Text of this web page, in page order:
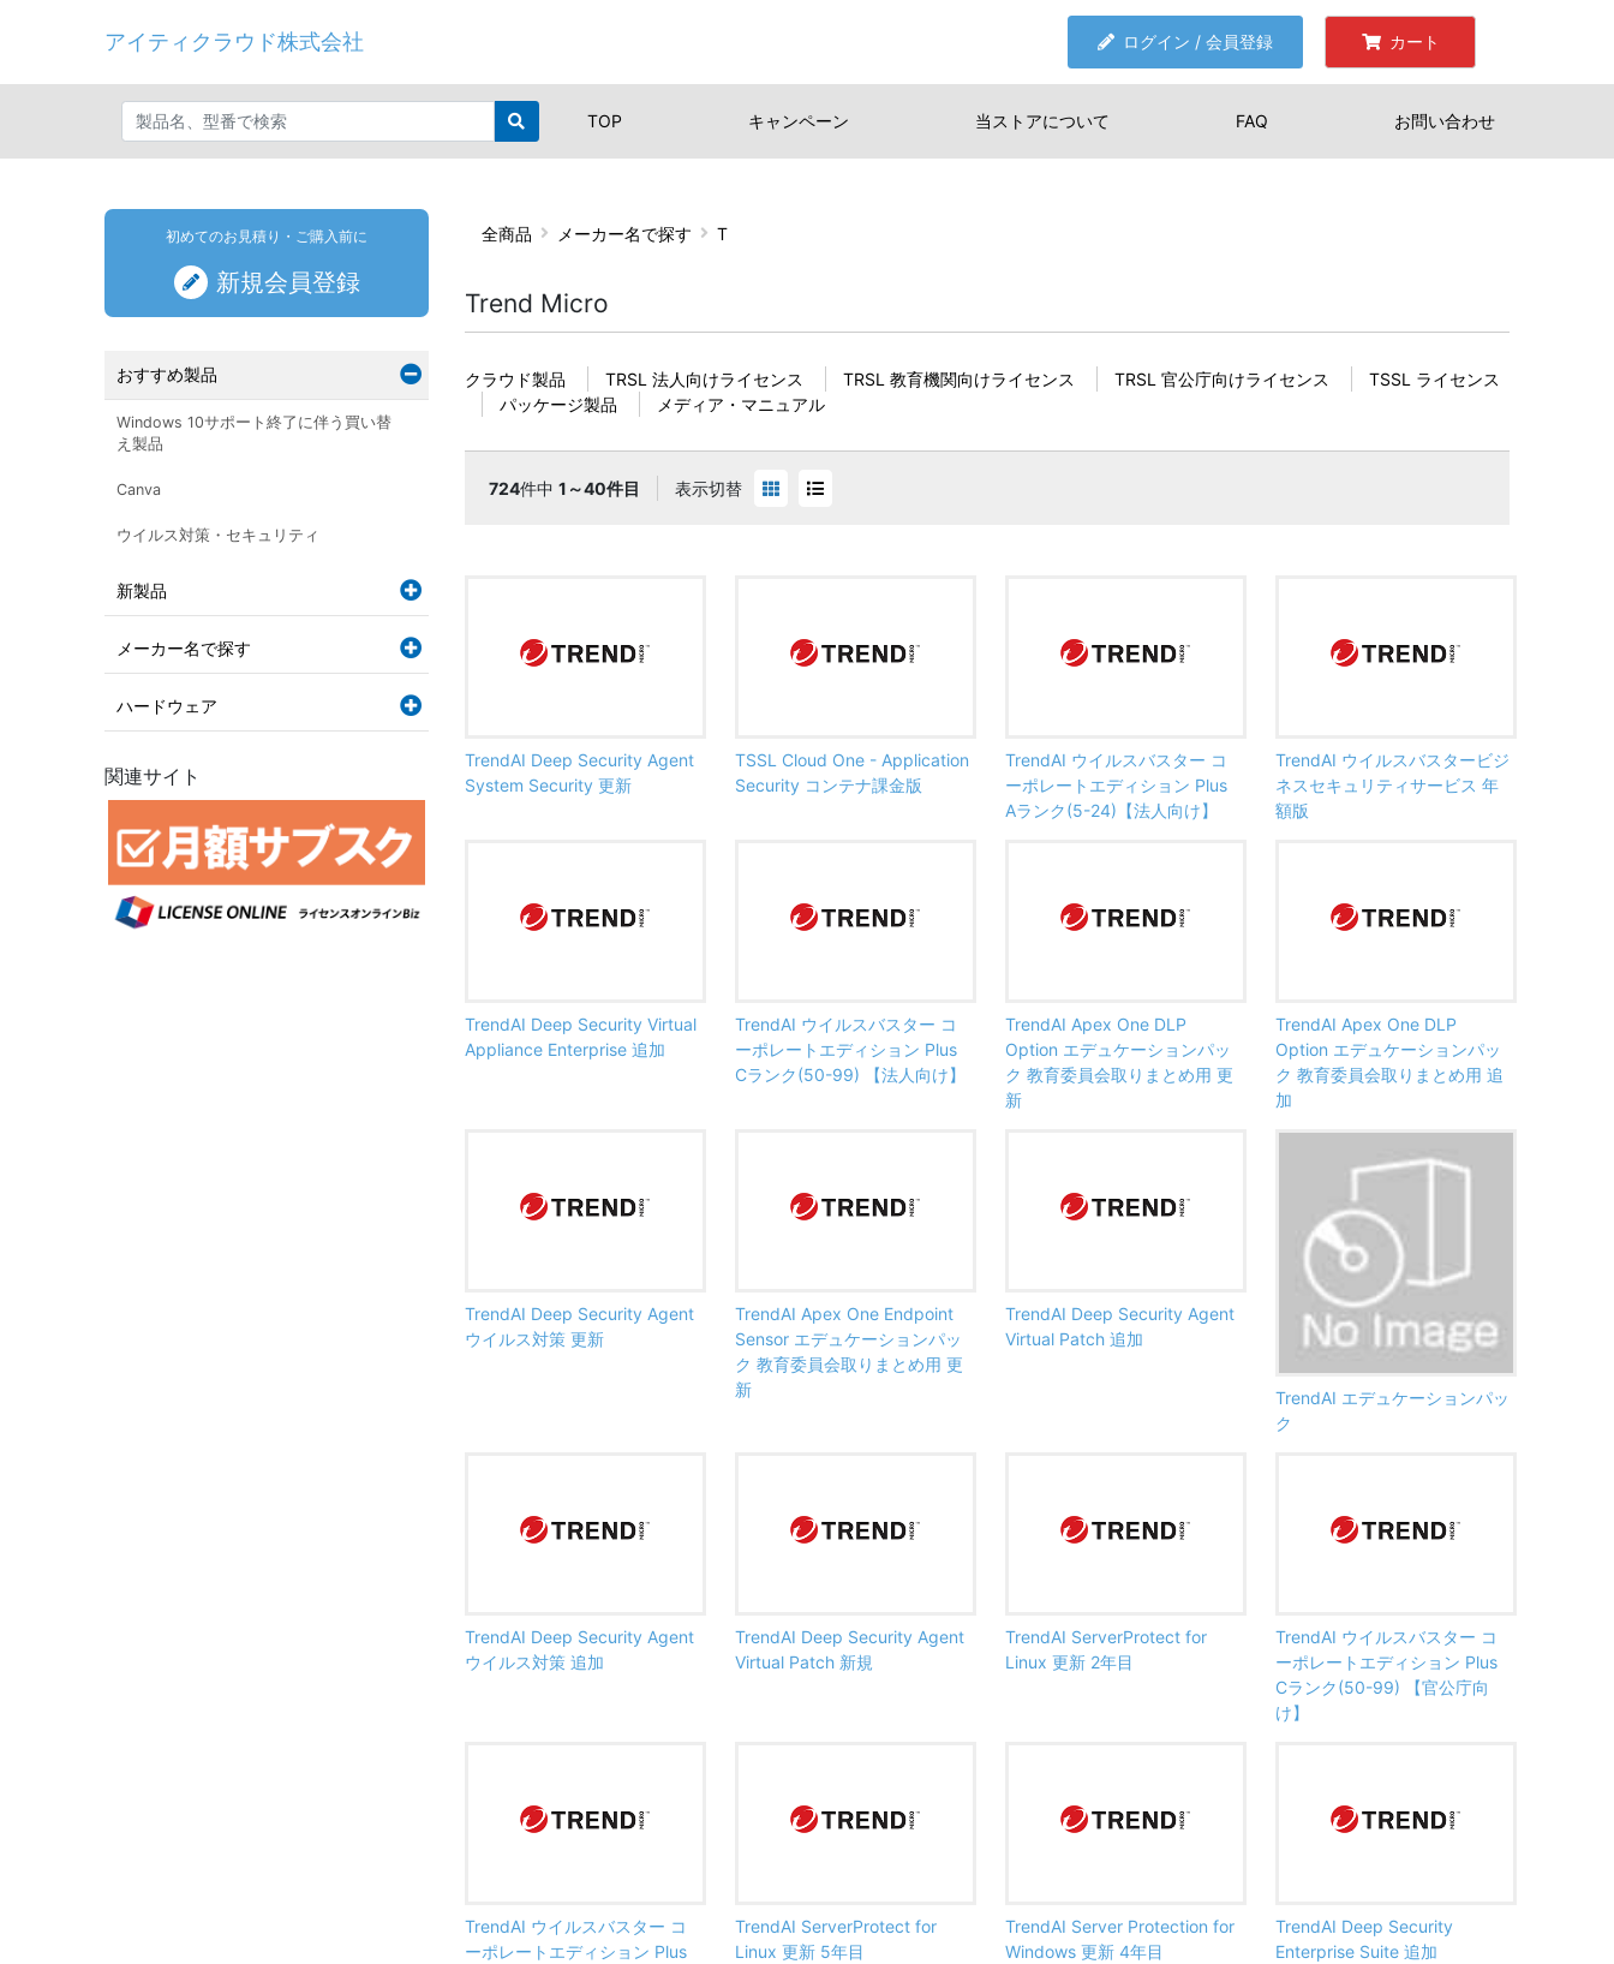
アイティクラウド株式会社 ログイン / 会員登録 カート
TOP キャンペーン 当ストアについて FAQ お問い合わせ
全商品 メーカー名で探す T
Trend Micro
クラウド製品 TRSL 法人向けライセンス TRSL 教育機関向けライセンス TRSL 官公庁向けライセンス
TSSL ライセンス
パッケージ製品
メディア・マニュアル
724件中 1～40件目 表示切替
TrendAI Deep Security Agent
System Security 更新
TSSL Cloud One - Application
Security コンテナ課金版
TrendAI ウイルスバスター コ
ーポレートエディション Plus
Aランク(5-24)【法人向け】
TrendAI ウイルスバスタービジ
ネスセキュリティサービス 年
額版
TrendAI Deep Security Virtual
Appliance Enterprise 追加
TrendAI ウイルスバスター コ
ーポレートエディション Plus
Cランク(50-99) 【法人向け】
TrendAI Apex One DLP
Option エデュケーションパッ
ク 教育委員会取りまとめ用 更
新
TrendAI Apex One DLP
Option エデュケーションパッ
ク 教育委員会取りまとめ用 追
加
TrendAI Deep Security Agent
ウイルス対策 更新
TrendAI Apex One Endpoint
Sensor エデュケーションパッ
ク 教育委員会取りまとめ用 更
新
TrendAI Deep Security Agent
Virtual Patch 追加
TrendAI エデュケーションパッ
ク
TrendAI Deep Security Agent
ウイルス対策 追加
TrendAI Deep Security Agent
Virtual Patch 新規
TrendAI ServerProtect for
Linux 更新 2年目
TrendAI ウイルスバスター コ
ーポレートエディション Plus
Cランク(50-99) 【官公庁向
け】
TrendAI ウイルスバスター コ
ーポレートエディション Plus
TrendAI ServerProtect for
Linux 更新 5年目
TrendAI Server Protection for
Windows 更新 4年目
TrendAI Deep Security
Enterprise Suite 追加
初めてのお見積り・ご購入前に
新規会員登録
おすすめ製品
Windows 10サポート終了に伴う買い替
え製品
Canva
ウイルス対策・セキュリティ
新製品
メーカー名で探す
ハードウェア
関連サイト